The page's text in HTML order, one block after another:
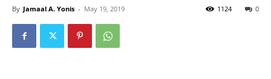
By Jamaal A. Yonis - May 19, 2019 0
1124